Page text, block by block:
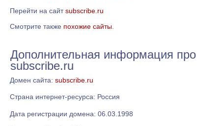
Перейти на сайтsubscribe.ru
Смотрите также похожие сайты
Дополнительная информация про
subscribe.ru
Домен сайта: subscribe.ru
Страна интернет-ресурса: Россия
Дата регистрации домена: 06.03.1998